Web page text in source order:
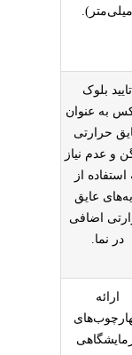
میلی‌متر).
تایید بلوک
به عنوان
حرارتی
و عدم نیاز
استفاده از
عایق
اضافی
در نما.
ارائه